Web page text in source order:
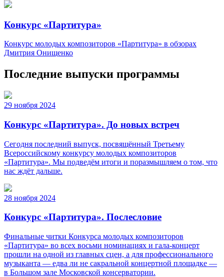
Конкурс «Партитура»
Конкурс молодых композиторов «Партитура» в обзорах
Дмитрия Онищенко
Последние выпуски программы
29 ноября 2024
Конкурс «Партитура». До новых встреч
Сегодня последний выпуск, посвящённый Третьему
Всероссийскому конкурсу молодых композиторов
«Партитура». Мы подведём итоги и поразмышляем о том, что
нас ждëт дальше.
28 ноября 2024
Конкурс «Партитура». Послесловие
Финальные читки Конкурса молодых композиторов
«Партитура» во всех восьми номинациях и гала-концерт
прошли на одной из главных сцен, а для профессионального
музыканта — едва ли не сакральной концертной площадке —
в Большом зале Московской консерватории.